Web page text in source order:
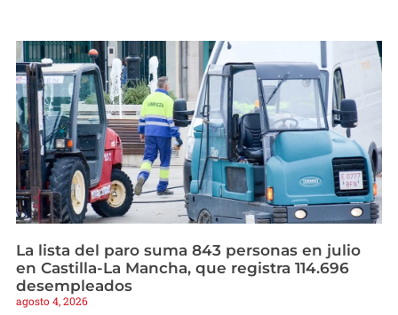
La lista del paro suma 843 personas en julio
en Castilla-La Mancha, que registra 114.696
desempleados
agosto 4, 2026